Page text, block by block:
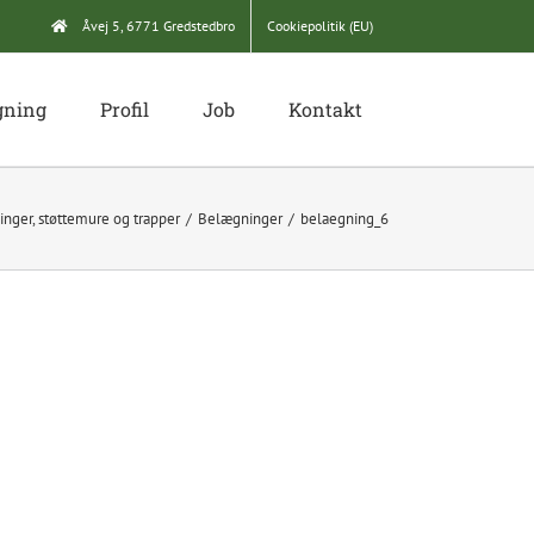
Åvej 5, 6771 Gredstedbro Cookiepolitik (EU)
Profil Job Kontakt
støttemure og trapper Belægninger belaegning_6